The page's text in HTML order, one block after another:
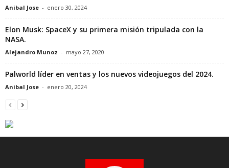
Anibal Jose - enero 30, 2024
Elon Musk: SpaceX y su primera misión tripulada con la
NASA.
Alejandro Munoz - mayo 27, 2020
Palworld líder en ventas y los nuevos videojuegos del 2024.
Anibal Jose - enero 20, 2024